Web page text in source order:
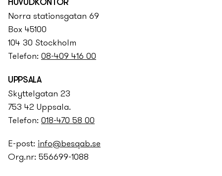
HUVUDKONTOR
Norra stationsgatan 69
Box 45100
104 30 Stockholm
Telefon: 08-409 416 00
UPPSALA
Skyttelgatan 23
753 42 Uppsala.
Telefon: 018-470 58 00
E-post: info@besqab.se
Org.nr: 556699-1088